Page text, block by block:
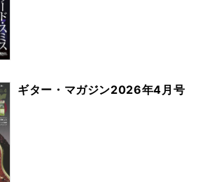
ギター・マガジン2026年4月号